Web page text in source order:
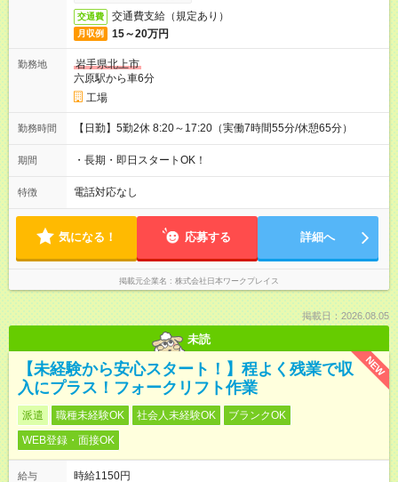
交通費 交通費支給（規定あり）
月収例 15～20万円
勤務地
岩手県北上市
六原駅から車6分
工場
勤務時間 【日勤】5勤2休 8:20～17:20（実働7時間55分/休憩65分）
期間 ・長期・即日スタートOK！
特徴 電話対応なし
気になる！ 応募する 詳細へ
掲載元企業名 株式会社日本ワークプレイス
掲載日：2026.08.05
未読
NEW
【未経験から安心スタート！】程よく残業で収
入にプラス！フォークリフト作業
派遣 職種未経験OK 社会人未経験OK
ブランクOK
WEB登録・面接OK
給与
時給1150円